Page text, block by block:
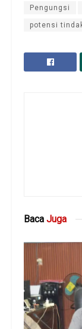
Pengungsi
potensi
Baca Juga